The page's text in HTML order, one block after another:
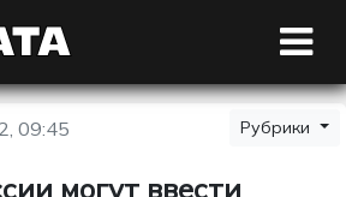
09:45 Рубрики
могут ввести